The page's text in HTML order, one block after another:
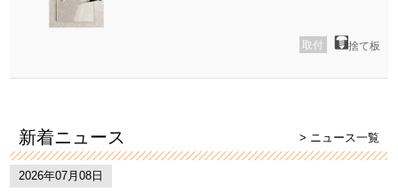
取付 捨て板
新着ニュース > ニュース一覧
2026年07月08日